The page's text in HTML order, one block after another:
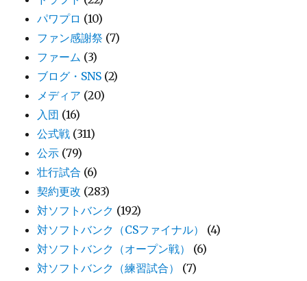
パワプロ (10)
ファン感謝祭 (7)
ファーム (3)
ブログ・SNS (2)
メディア (20)
入団 (16)
公式戦 (311)
公示 (79)
壮行試合 (6)
契約更改 (283)
対ソフトバンク (192)
対ソフトバンク（CSファイナル）
(4)
対ソフトバンク（オープン戦）
(6)
対ソフトバンク（練習試合）
(7)